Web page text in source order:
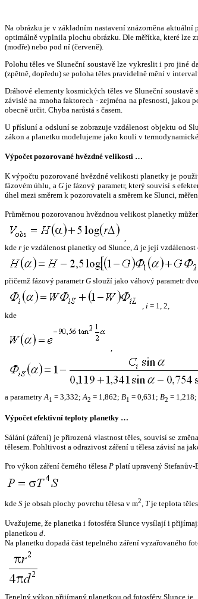
Na obrázku je v základním nastavení znázorněna
optimálně vyplnila plochu obrázku. Dle měřítka, které lze
(modře) nebo pod ní (červeně).
Polohu těles ve Sluneční soustavě lze vykreslit i pro jiné
(zpětně, dopředu) se poloha těles pravidelně mění v
Dráhové elementy kosmických těles ve Sluneční
závislé na mnoha faktorech - zejména na přesnosti,
obecně určit. Chyba narůstá s časem.
U přísluní a odsluní se zobrazuje vzdálenost objektu od
zákon a planetku modelujeme jako kouli v
Výpočet pozorované hvězdné velikosti …
K výpočtu pozorované hvězdné velikosti planetky je
fázovém úhlu, a Gje fázový parametr, který souvisí s
úhel mezi směrem k pozorovateli a směrem ke Slunci,
Průměrnou pozorovanou hvězdnou velikost planetky
,
kde r je vzdálenost planetky od Slunce,Δ je její vzdálenost
přičemž fázový parametrG slouží jako váhový parametr
, i = 1, 2,
kde
,
a parametryA1 = 3,332;A2 = 1,862; B1 = 0,631; B2 = 1,218;
Výpočet efektivní teploty planetky …
Sálání (záření) je přirozená vlastnost těles, souvisí se
tělesem. Pohltivost a odrazivost záření u tělesa závisí na
Pro výkon záření černého tělesa P platí upravený
kde S je obsah plochy povrchu tělesa v m2, Tje teplota
Uvažujeme, že planetka i fotosféra Slunce vysílají i
planetkou d.
Na planetku dopadá část tepelného záření vyzařovaného
Tepelný výkon přijímaný planetkou od fotosféry Slunce je